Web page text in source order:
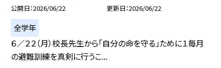
公開日 2026/06/22 更新日 2026/06/22
全学年
６／２２（月）校長先生から「自分の命を守る」ために１毎月
の避難訓練を真剣に行うこ...